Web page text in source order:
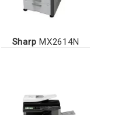
Sharp MX2614N